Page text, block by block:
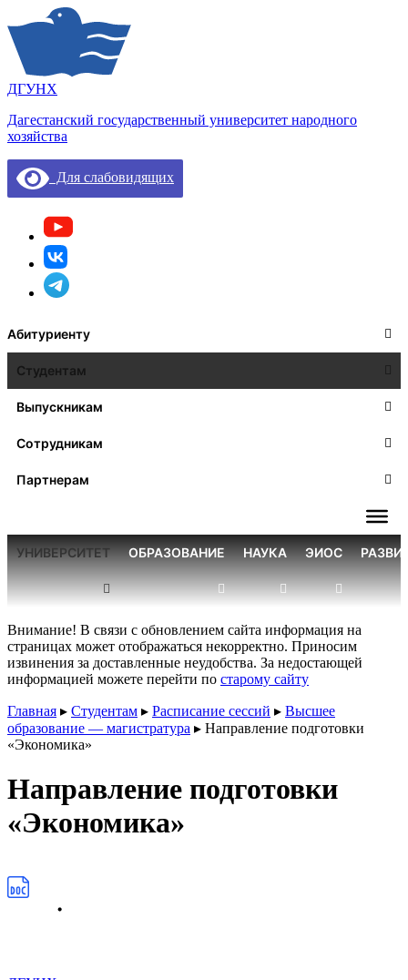
ДГУНХ
Дагестанский государственный университет народного
хозяйства
Для слабовидящих
Абитуриенту
Студентам
Выпускникам
Сотрудникам
Партнерам
УНИВЕРСИТЕТ ОБРАЗОВАНИЕ НАУКА ЭИОС
Внимание! В связи с обновлением сайта информация на
страницах может отображаться некорректно. Приносим
извинения за доставленные неудобства. За недостающей
информацией можете перейти по старому сайту
Главная ▸ Студентам ▸ Расписание сессий ▸ Высшее
образование — магистратура ▸ Направление подготовки
«Экономика»
Направление подготовки
«Экономика»